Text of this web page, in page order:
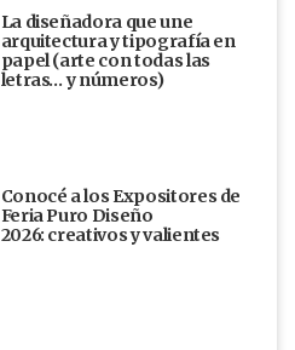
La diseñadora que une
arquitectura y tipografía en
papel (arte con todas las
letras… y números)
Conocé a los Expositores de
Feria Puro Diseño
2026: creativos y valientes